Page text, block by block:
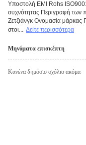
Υποστολή EMI Rohs
συχνότητας Περιγραφή των
Ζετζιάνγκ Ονομασία μάρκας
στοι... Δείτε περισσότερα
Μηνύματα επισκέπτη
Κανένα δημόσιο σχόλιο ακόμα